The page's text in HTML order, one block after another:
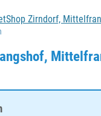
Zirndorf,